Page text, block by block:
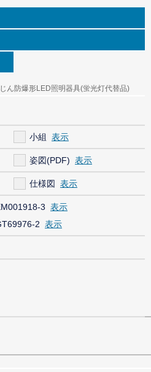
ん防爆形LED照明器具(蛍光灯代替品)
小組
姿図(PDF)
仕様図
3
2